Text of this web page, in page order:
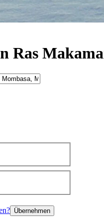
Ras
Übernehmen